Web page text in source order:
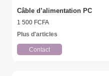
Câble d’alimentation PC
1 500 FCFA
Plus d'articles
Contact